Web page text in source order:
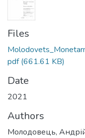
Files
pdf(661.61 KB)
Date
2021
Authors
Молодовець,